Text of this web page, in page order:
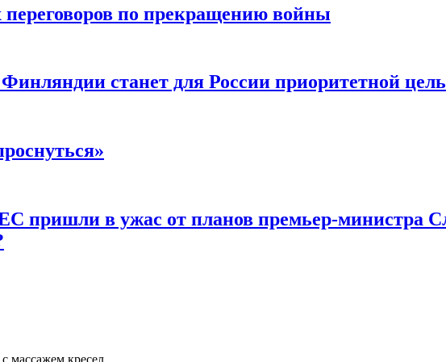
переговоров по прекращению войны
станет для России приоритетной
пришли в ужас от планов премьер-министра
массажем кресел